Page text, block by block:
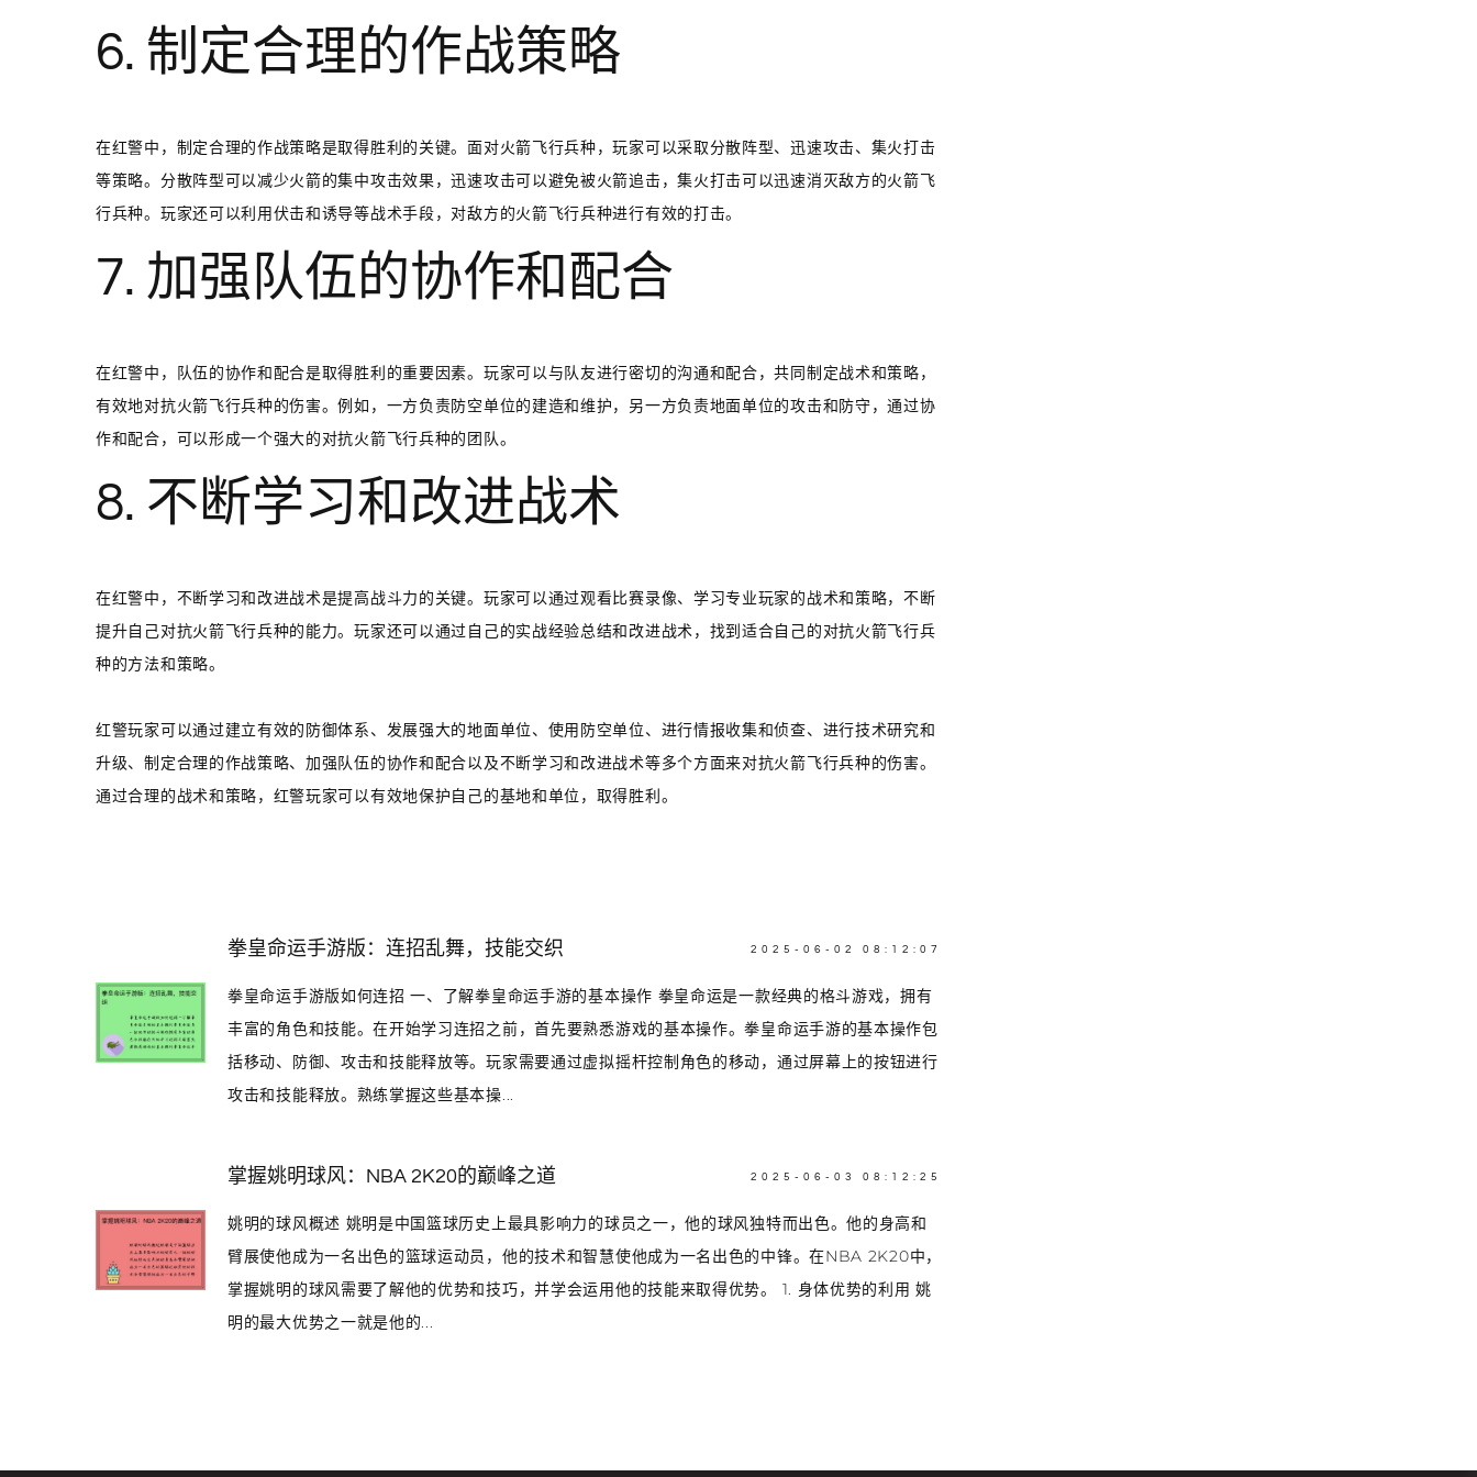
6. 制定合理的作战策略
在红警中，制定合理的作战策略是取得胜利的关键。面对火箭飞行兵种，玩家可以采取分散阵型、迅速攻击、集火打击
等策略。分散阵型可以减少火箭的集中攻击效果，迅速攻击可以避免被火箭追击，集火打击可以迅速消灭敌方的火箭飞
行兵种。玩家还可以利用伏击和诱导等战术手段，对敌方的火箭飞行兵种进行有效的打击。
7. 加强队伍的协作和配合
在红警中，队伍的协作和配合是取得胜利的重要因素。玩家可以与队友进行密切的沟通和配合，共同制定战术和策略，
有效地对抗火箭飞行兵种的伤害。例如，一方负责防空单位的建造和维护，另一方负责地面单位的攻击和防守，通过协
作和配合，可以形成一个强大的对抗火箭飞行兵种的团队。
8. 不断学习和改进战术
在红警中，不断学习和改进战术是提高战斗力的关键。玩家可以通过观看比赛录像、学习专业玩家的战术和策略，不断
提升自己对抗火箭飞行兵种的能力。玩家还可以通过自己的实战经验总结和改进战术，找到适合自己的对抗火箭飞行兵
种的方法和策略。
红警玩家可以通过建立有效的防御体系、发展强大的地面单位、使用防空单位、进行情报收集和侦查、进行技术研究和
升级、制定合理的作战策略、加强队伍的协作和配合以及不断学习和改进战术等多个方面来对抗火箭飞行兵种的伤害。
通过合理的战术和策略，红警玩家可以有效地保护自己的基地和单位，取得胜利。
拳皇命运手游版：连招乱舞，技能交织 2025-06-02 08:12:07
拳皇命运手游版如何连招 一、了解拳皇命运手游的基本操作 拳皇命运是一款经典的格斗游戏，拥有
丰富的角色和技能。在开始学习连招之前，首先要熟悉游戏的基本操作。拳皇命运手游的基本操作包
括移动、防御、攻击和技能释放等。玩家需要通过虚拟摇杆控制角色的移动，通过屏幕上的按钮进行
攻击和技能释放。熟练掌握这些基本操...
掌握姚明球风：NBA 2K20的巅峰之道 2025-06-03 08:12:25
姚明的球风概述 姚明是中国篮球历史上最具影响力的球员之一，他的球风独特而出色。他的身高和
臂展使他成为一名出色的篮球运动员，他的技术和智慧使他成为一名出色的中锋。在NBA 2K20中，
掌握姚明的球风需要了解他的优势和技巧，并学会运用他的技能来取得优势。 1. 身体优势的利用 姚
明的最大优势之一就是他的...